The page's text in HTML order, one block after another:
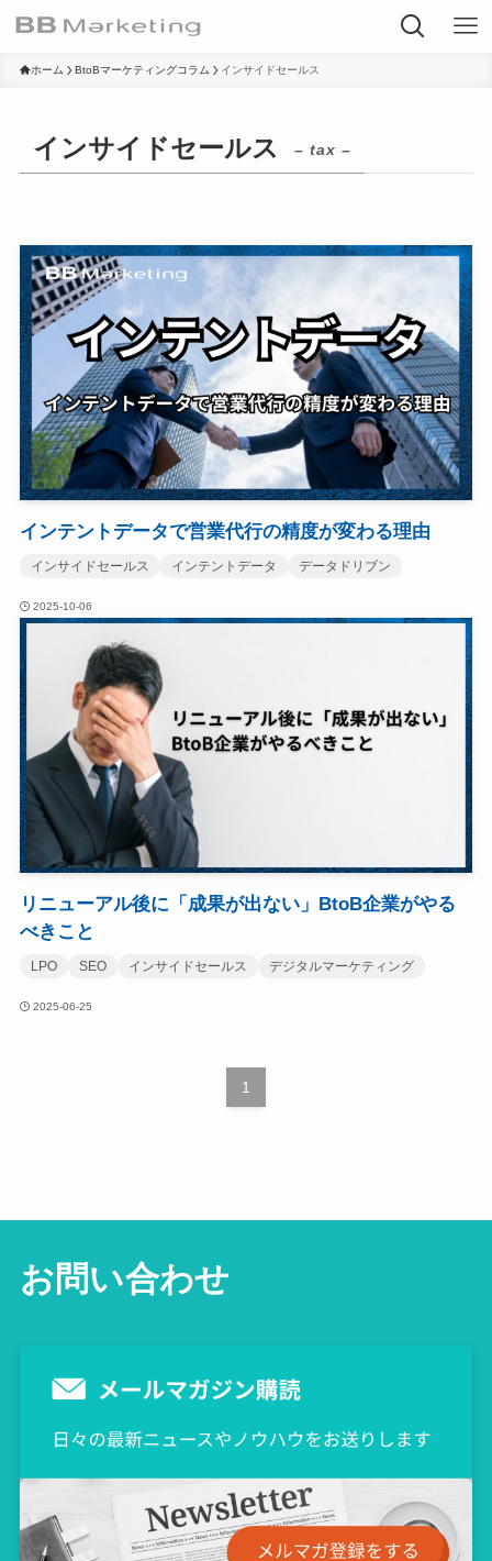
ホーム BtoBマーケティングコラム インサイドセールス
インサイドセールス – tax –
インテントデータで営業代行の精度が変わる理由
インサイドセールス インテントデータ データドリブン
2025-10-06
リニューアル後に「成果が出ない」BtoB企業がやる
べきこと
LPO SEO インサイドセールス デジタルマーケティング
2025-06-25
1
お問い合わせ